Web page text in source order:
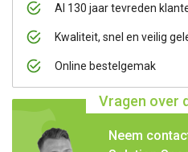
Al 130 jaar tevreden
Kwaliteit, snel en veilig
Online bestelgemak
Vragen over
Neem